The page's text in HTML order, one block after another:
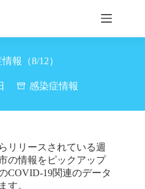
報（8/12）
感染症情報
リリースされている週
の情報をピックアップ
COVID-19関連のデータ
す。